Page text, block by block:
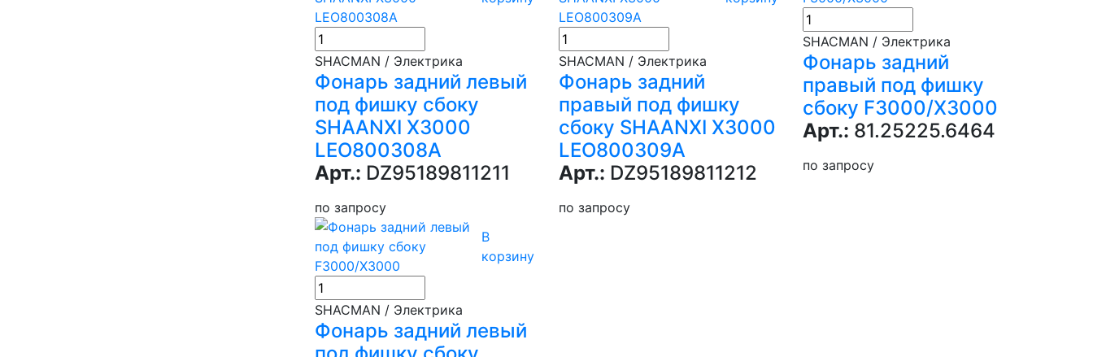
SHACMAN / Электрика
Фонарь задний левый
под фишку сбоку
SHAANXI X3000
LEO800308A
Арт.: DZ95189811211
по запросу
SHACMAN / Электрика
Фонарь задний
правый под фишку
сбоку SHAANXI X3000
LEO800309A
Арт.: DZ95189811212
по запросу
SHACMAN / Электрика
Фонарь задний
правый под фишку
сбоку F3000/X3000
Арт.: 81.25225.6464
по запросу
В
корзину
SHACMAN / Электрика
Фонарь задний левый